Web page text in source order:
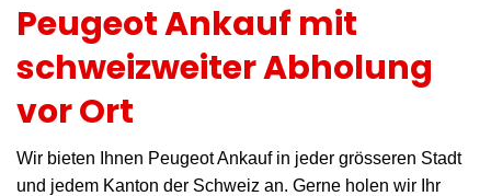
Peugeot Ankauf mit
schweizweiter Abholung
vor Ort
Wir bieten Ihnen Peugeot Ankauf in jeder grösseren Stadt
und jedem Kanton der Schweiz an. Gerne holen wir Ihr